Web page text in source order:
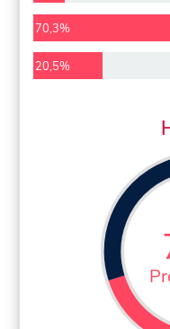
70,3%
20,5%